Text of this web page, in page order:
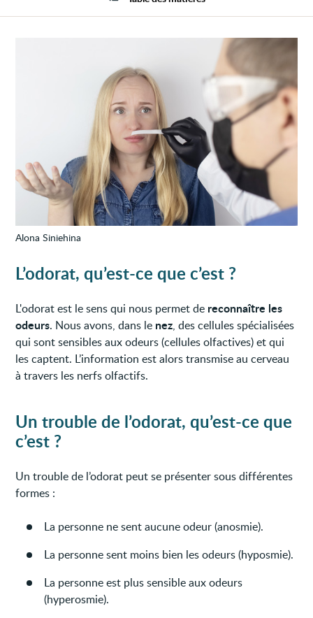
Alona Siniehina
L’odorat, qu’est-ce que c’est ?
L'odorat est le sens qui nous permet de reconnaître les
odeurs. Nous avons, dans le nez, des cellules spécialisées
qui sont sensibles aux odeurs (cellules olfactives) et qui
les captent. L’information est alors transmise au cerveau
à travers les nerfs olfactifs.
Un trouble de l’odorat, qu’est-ce que
c’est ?
Un trouble de l’odorat peut se présenter sous différentes
formes :
La personne ne sent aucune odeur (anosmie).
La personne sent moins bien les odeurs (hyposmie).
La personne est plus sensible aux odeurs
(hyperosmie).